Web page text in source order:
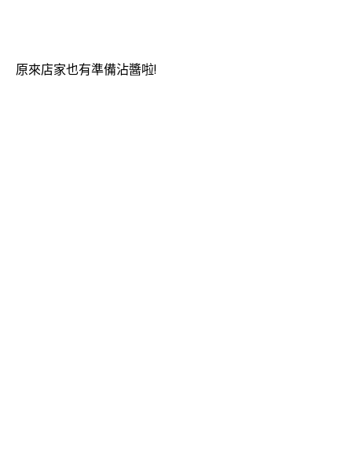
原來店家也有準備沾醬啦!